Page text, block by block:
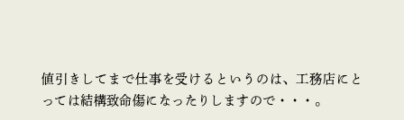
値引きしてまで仕事を受けるというのは、工務店にと
っては結構致命傷になったりしますので・・・。